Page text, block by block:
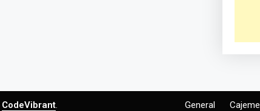
CodeVibrant. General Cajeme